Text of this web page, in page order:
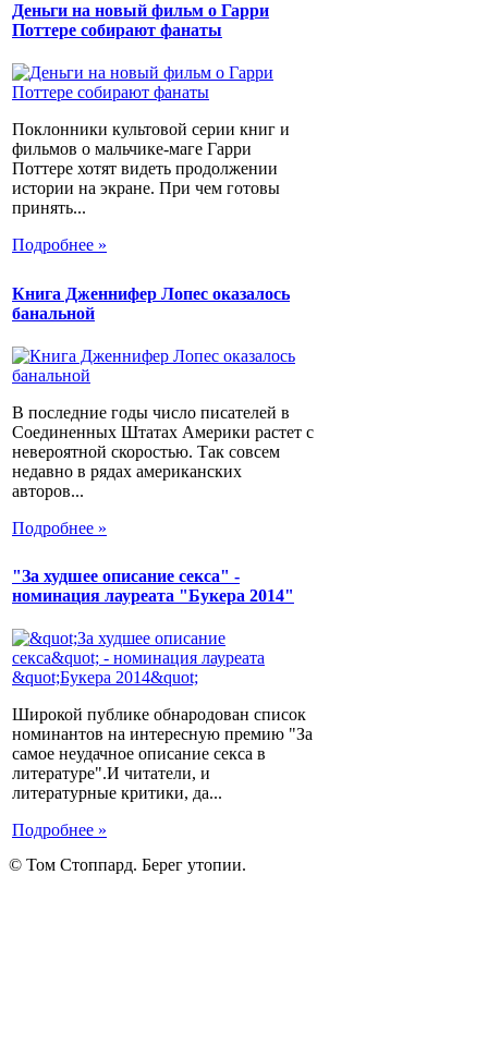
Деньги на новый фильм о Гарри
Поттере собирают фанаты
Поклонники культовой серии книг и
фильмов о мальчике-маге Гарри
Поттере хотят видеть продолжении
истории на экране. При чем готовы
принять...
Подробнее »
Книга Дженнифер Лопес оказалось
банальной
В последние годы число писателей в
Соединенных Штатах Америки растет с
невероятной скоростью. Так совсем
недавно в рядах американских
авторов...
Подробнее »
"За худшее описание секса" -
номинация лауреата "Букера 2014"
Широкой публике обнародован список
номинантов на интересную премию "За
самое неудачное описание секса в
литературе".И читатели, и
литературные критики, да...
Подробнее »
© Том Стоппард. Берег утопии.